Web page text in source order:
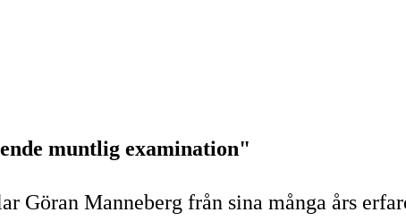
muntlig examination"
Göran Manneberg från sina många års